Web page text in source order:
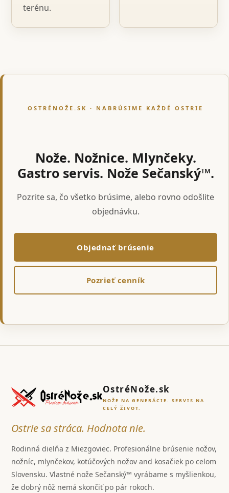
terénu.
OSTRÉNOŽE.SK · NABRÚSIME KAŽDÉ OSTRIE
Nože. Nožnice. Mlynčeky.
Gastro servis. Nože Sečanský™.
Pozrite sa, čo všetko brúsime, alebo rovno odošlite
objednávku.
Objednať brúsenie
Pozrieť cenník
OstréNože.sk
NOŽE NA GENERÁCIE. SERVIS NA
CELÝ ŽIVOT.
Ostrie sa stráca. Hodnota nie.
Rodinná dielňa z Miezgoviec. Profesionálne brúsenie nožov,
nožníc, mlynčekov, kotúčových nožov and kosačiek po celom
Slovensku. Vlastné nože Sečanský™ vyrábame s myšlienkou,
že dobrý nôž nemá skončiť po pár rokoch.